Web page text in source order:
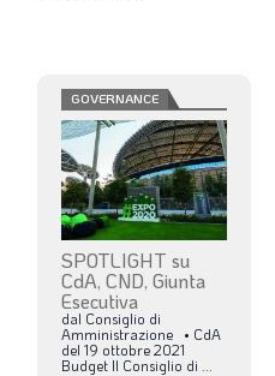
GOVERNANCE
SPOTLIGHT su
CdA, CND, Giunta
Esecutiva
dal Consiglio di
Amministrazione
• CdA
del 19 ottobre2021
Budget Il Consiglio di